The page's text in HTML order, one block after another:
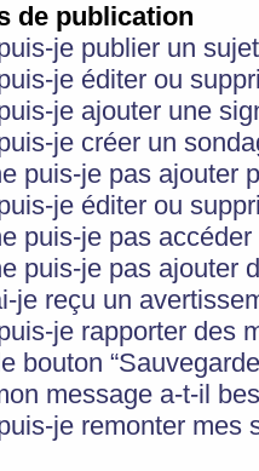
de publication
je publier un
je éditer ou
je ajouter une
je créer un
puis-je pas ajouter
je éditer ou
puis-je pas
puis-je pas ajouter
je reçu un
je rapporter des
bouton
message a-t-il
je remonter mes